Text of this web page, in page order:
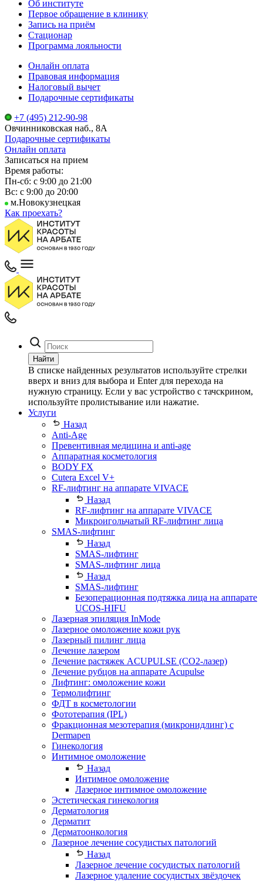
Об институте
Первое обращение в клинику
Запись на приём
Стационар
Программа лояльности
Онлайн оплата
Правовая информация
Налоговый вычет
Подарочные сертификаты
+7 (495) 212-90-98
Овчинниковская наб., 8А
Подарочные сертификаты
Онлайн оплата
Записаться на прием
Время работы:
Пн-сб: с 9:00 до 21:00
Вс: с 9:00 до 20:00
м.Новокузнецкая
Как проехать?
Найти
В списке найденных результатов используйте стрелки
вверх и вниз для выбора и Enter для перехода на
нужную страницу. Если у вас устройство с тачскрином,
используйте пролистывание или нажатие.
Услуги
Назад
Anti-Age
Превентивная медицина и anti-age
Аппаратная косметология
BODY FX
Cutera Excel V+
RF-лифтинг на аппарате VIVACE
Назад
RF-лифтинг на аппарате VIVACE
Микроигольчатый RF-лифтинг лица
SMAS-лифтинг
Назад
SMAS-лифтинг
SMAS-лифтинг лица
Назад
SMAS-лифтинг
Безоперационная подтяжка лица на аппарате
UCOS-HIFU
Лазерная эпиляция InMode
Лазерное омоложение кожи рук
Лазерный пилинг лица
Лечение лазером
Лечение растяжек ACUPULSE (CO2-лазер)
Лечение рубцов на аппарате Acupulse
Лифтинг: омоложение кожи
Термолифтинг
ФДТ в косметологии
Фототерапия (IPL)
Фракционная мезотерапия (микронидлинг) с
Dermapen
Гинекология
Интимное омоложение
Назад
Интимное омоложение
Лазерное интимное омоложение
Эстетическая гинекология
Дерматология
Дерматит
Дерматоонкология
Лазерное лечение сосудистых патологий
Назад
Лазерное лечение сосудистых патологий
Лазерное удаление сосудистых звёздочек